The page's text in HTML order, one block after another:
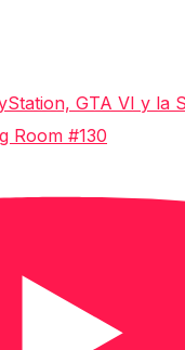
GTA VI y la
Room #130